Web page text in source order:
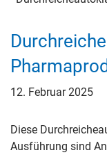
12. Februar 2025
Diese
Ausführung sind